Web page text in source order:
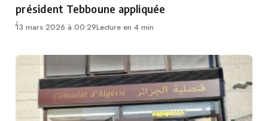
président Tebboune appliquée
13 mars 2026 à 00:29Lecture en 4 min